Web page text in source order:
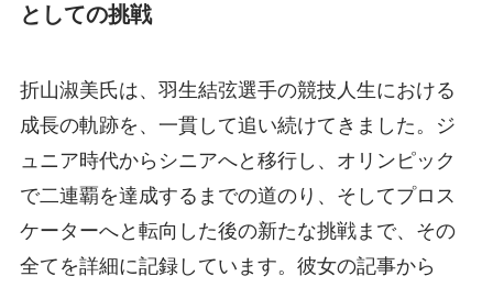
としての挑戦
折山淑美氏は、羽生結弦選手の競技人生における
成長の軌跡を、一貫して追い続けてきました。ジ
ュニア時代からシニアへと移行し、オリンピック
で二連覇を達成するまでの道のり、そしてプロス
ケーターへと転向した後の新たな挑戦まで、その
全てを詳細に記録しています。彼女の記事から